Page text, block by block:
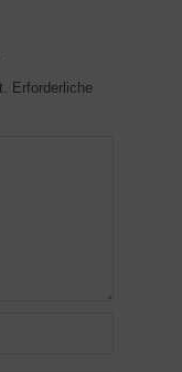
Erforderliche